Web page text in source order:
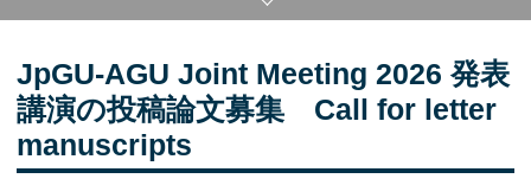
JpGU-AGU Joint Meeting 2026 発表
講演の投稿論文募集 Call for letter
manuscripts